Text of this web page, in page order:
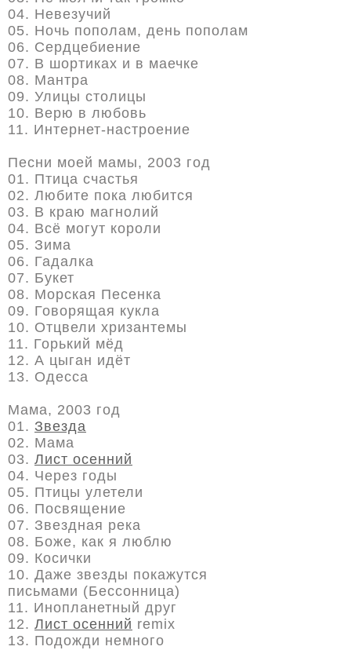
04. Невезучий
05. Ночь пополам, день пополам
06. Сердцебиение
07. В шортиках и в маечке
08. Мантра
09. Улицы столицы
10. Верю в любовь
11. Интернет-настроение
Песни моей мамы, 2003 год
01. Птица cчастья
02. Любите пока любится
03. В краю магнолий
04. Всё могут короли
05. Зима
06. Гадалка
07. Букет
08. Морская Песенка
09. Говорящая кукла
10. Отцвели хризантемы
11. Горький мёд
12. А цыган идёт
13. Одесса
Мама, 2003 год
01. Звезда
02. Мама
03. Лист осенний
04. Через годы
05. Птицы улетели
06. Посвящение
07. Звездная река
08. Боже, как я люблю
09. Косички
10. Даже звезды покажутся
письмами (Бессонница)
11. Инопланетный друг
12. Лист осенний remix
13. Подожди немного